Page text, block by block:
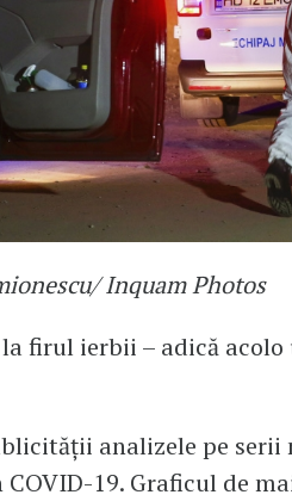
Inquam Photos
firul ierbii – adică acolo
analizele pe
19. Graficul de